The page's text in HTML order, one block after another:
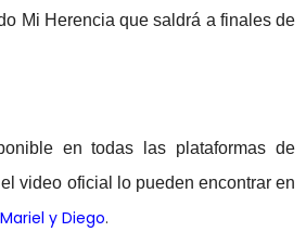
Mi Herencia que saldrá a finales de
en todas las plataformas de
video oficial lo pueden encontrar en
y Diego.